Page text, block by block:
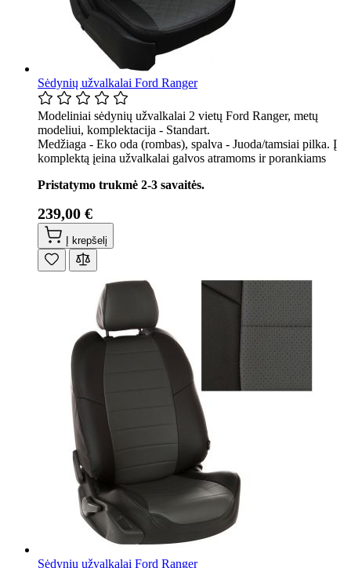
Sėdynių užvalkalai Ford Ranger
Modeliniai sėdynių užvalkalai 2 vietų Ford Ranger, metų
modeliui, komplektacija - Standart.
Medžiaga - Eko oda (rombas), spalva - Juoda/tamsiai pilka. Į
komplektą įeina užvalkalai galvos atramoms ir porankiams
Pristatymo trukmė 2-3 savaitės.
239,00 €
Į krepšelį
Sėdynių užvalkalai Ford Ranger